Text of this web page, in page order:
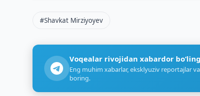
#Shavkat Mirziyoyev
Voqealar rivojidan xabardor bo‘ling
Eng muhim xabarlar, eksklyuziv reportajlar
boring.